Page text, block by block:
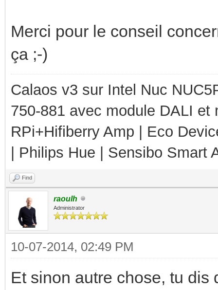
Merci pour le conseil
ça ;-)
Calaos v3 sur Intel Nuc
750-881 avec module DALI
RPi+Hifiberry Amp | Eco
| Philips Hue | Sensibo Smart
Find
raoulh
Administrator
10-07-2014, 02:49 PM
Et sinon autre chose, tu dis